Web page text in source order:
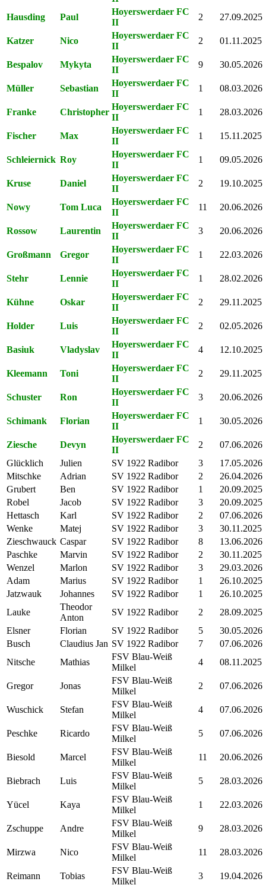
Hausding
Paul
Hoyerswerdaer FC
II
2 27.09.2025
Katzer Nico
Hoyerswerdaer FC
II
2 01.11.2025
Bespalov Mykyta
Hoyerswerdaer FC
II
9 30.05.2026
Müller Sebastian
Hoyerswerdaer FC
II
1 08.03.2026
Franke Christopher
Hoyerswerdaer FC
II
1 28.03.2026
Fischer Max
Hoyerswerdaer FC
II
1 15.11.2025
Schleiernick Roy
Hoyerswerdaer FC
II
1 09.05.2026
Kruse Daniel
Hoyerswerdaer FC
II
2 19.10.2025
Nowy Tom Luca
Hoyerswerdaer FC
II
11 20.06.2026
Rossow Laurentin
Hoyerswerdaer FC
II
3 20.06.2026
Großmann Gregor
Hoyerswerdaer FC
II
1 22.03.2026
Stehr Lennie
Hoyerswerdaer FC
II
1 28.02.2026
Kühne Oskar
Hoyerswerdaer FC
II
2 29.11.2025
Holder Luis
Hoyerswerdaer FC
II
2 02.05.2026
Basiuk Vladyslav
Hoyerswerdaer FC
II
4 12.10.2025
Kleemann Toni
Hoyerswerdaer FC
II
2 29.11.2025
Schuster Ron
Hoyerswerdaer FC
II
3 20.06.2026
Schimank Florian
Hoyerswerdaer FC
II
1 30.05.2026
Ziesche Devyn
Hoyerswerdaer FC
II
2
07.06.2026
Glücklich
Julien SV 1922 Radibor 3
17.05.2026
Mitschke
Adrian SV 1922 Radibor 2
26.04.2026
Grubert
Ben SV 1922 Radibor 1
20.09.2025
Robel
Jacob SV 1922 Radibor 3
20.09.2025
Hettasch
Karl SV 1922 Radibor 2
07.06.2026
Wenke
Matej SV 1922 Radibor 3
30.11.2025
Zieschwauck Caspar SV 1922 Radibor 8
13.06.2026
Paschke
Marvin SV 1922 Radibor 2
30.11.2025
Wenzel
Marlon SV 1922 Radibor 3
29.03.2026
Adam
Marius SV 1922 Radibor 1
26.10.2025
Jatzwauk
Johannes SV 1922 Radibor 1
26.10.2025
Lauke
Theodor
Anton
SV 1922 Radibor 2
28.09.2025
Elsner
Florian SV 1922 Radibor 5
30.05.2026
Busch
Claudius Jan SV 1922 Radibor 7
07.06.2026
Nitsche
Mathias
FSV Blau-Weiß
Milkel
4 08.11.2025
Gregor Jonas
FSV Blau-Weiß
Milkel
2 07.06.2026
Wuschick Stefan
FSV Blau-Weiß
Milkel
4 07.06.2026
Peschke Ricardo
FSV Blau-Weiß
Milkel
5 07.06.2026
Biesold Marcel
FSV Blau-Weiß
Milkel
11 20.06.2026
Biebrach Luis
FSV Blau-Weiß
Milkel
5 28.03.2026
Yücel Kaya
FSV Blau-Weiß
Milkel
1 22.03.2026
Zschuppe Andre
FSV Blau-Weiß
Milkel
9 28.03.2026
Mirzwa Nico
FSV Blau-Weiß
Milkel
11 28.03.2026
Reimann Tobias
FSV Blau-Weiß
Milkel
3 19.04.2026